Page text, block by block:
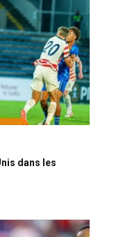
dans les